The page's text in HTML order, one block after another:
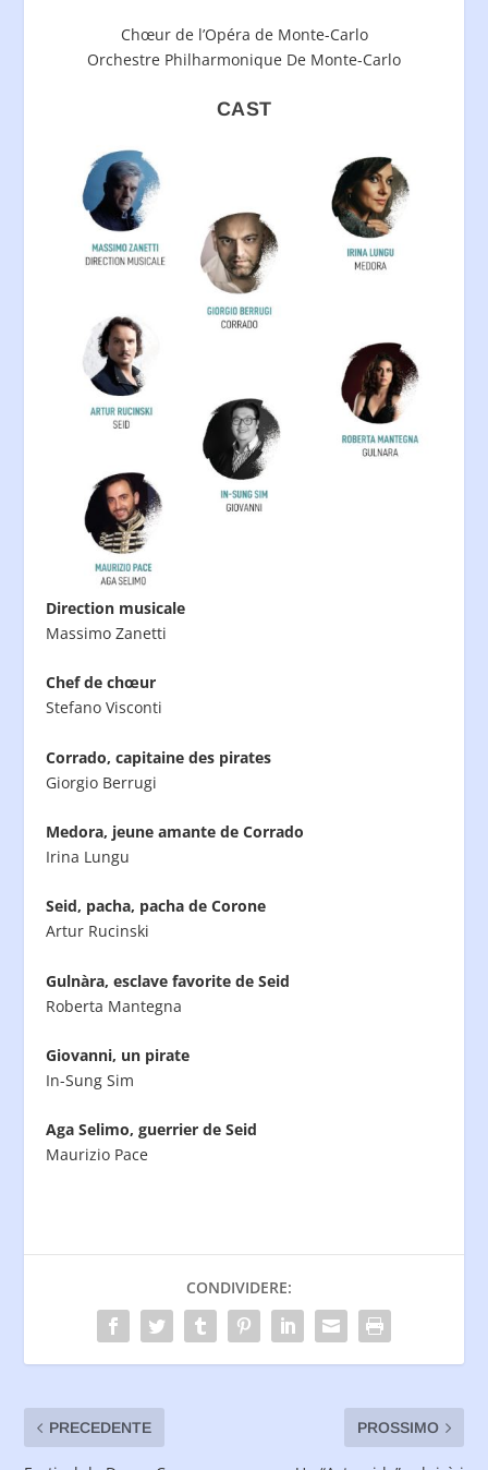
Chœur de l’Opéra de Monte-Carlo
Orchestre Philharmonique De Monte-Carlo
CAST
Direction musicale
Massimo Zanetti
Chef de chœur
Stefano Visconti
Corrado, capitaine des pirates
Giorgio Berrugi
Medora, jeune amante de Corrado
Irina Lungu
Seid, pacha, pacha de Corone
Artur Rucinski
Gulnàra, esclave favorite de Seid
Roberta Mantegna
Giovanni, un pirate
In-Sung Sim
Aga Selimo, guerrier de Seid
Maurizio Pace
CONDIVIDERE:
PRECEDENTE PROSSIMO